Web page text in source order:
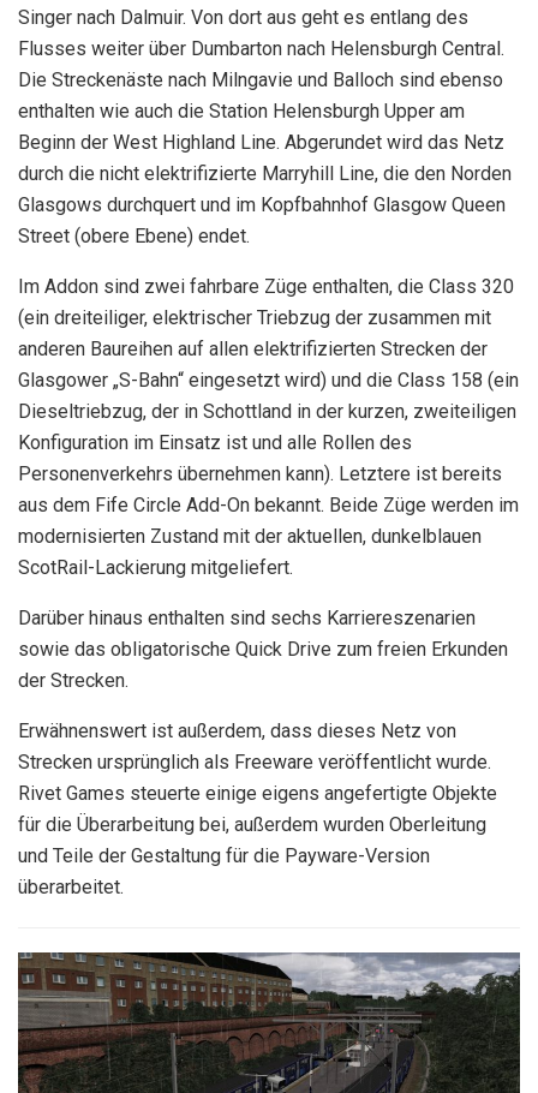
Singer nach Dalmuir. Von dort aus geht es entlang des
Flusses weiter über Dumbarton nach Helensburgh Central.
Die Streckenäste nach Milngavie und Balloch sind ebenso
enthalten wie auch die Station Helensburgh Upper am
Beginn der West Highland Line. Abgerundet wird das Netz
durch die nicht elektrifizierte Marryhill Line, die den Norden
Glasgows durchquert und im Kopfbahnhof Glasgow Queen
Street (obere Ebene) endet.
Im Addon sind zwei fahrbare Züge enthalten, die Class 320
(ein dreiteiliger, elektrischer Triebzug der zusammen mit
anderen Baureihen auf allen elektrifizierten Strecken der
Glasgower „S-Bahn“ eingesetzt wird) und die Class 158 (ein
Dieseltriebzug, der in Schottland in der kurzen, zweiteiligen
Konfiguration im Einsatz ist und alle Rollen des
Personenverkehrs übernehmen kann). Letztere ist bereits
aus dem Fife Circle Add-On bekannt. Beide Züge werden im
modernisierten Zustand mit der aktuellen, dunkelblauen
ScotRail-Lackierung mitgeliefert.
Darüber hinaus enthalten sind sechs Karriereszenarien
sowie das obligatorische Quick Drive zum freien Erkunden
der Strecken.
Erwähnenswert ist außerdem, dass dieses Netz von
Strecken ursprünglich als Freeware veröffentlicht wurde.
Rivet Games steuerte einige eigens angefertigte Objekte
für die Überarbeitung bei, außerdem wurden Oberleitung
und Teile der Gestaltung für die Payware-Version
überarbeitet.